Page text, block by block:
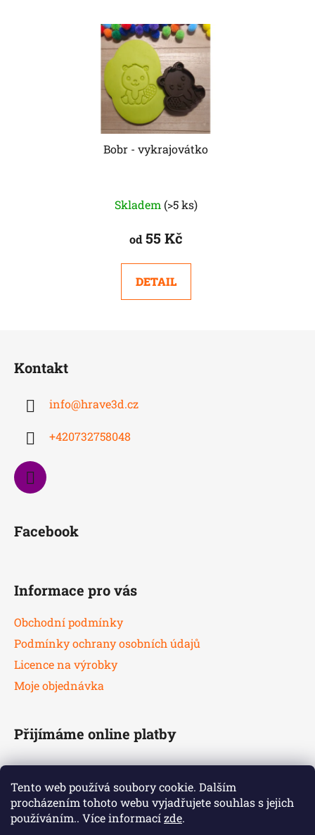
Tento web používá soubory cookie. Dalším
procházením tohoto webu vyjadřujete souhlas s jejich
používáním.. Více informacízde.
Bobr - vykrajovátko
Skladem (>5 ks)
od55 Kč
DETAIL
Kontakt
info@hrave3d.cz
+420732758048
Facebook
Informace pro vás
Obchodní podmínky
Podmínky ochrany osobních údajů
Licence na výrobky
Moje objednávka
Přijímáme online platby